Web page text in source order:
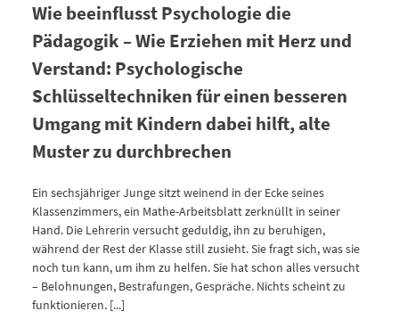
Wie beeinflusst Psychologie die
Pädagogik – Wie Erziehen mit Herz und
Verstand: Psychologische
Schlüsseltechniken für einen besseren
Umgang mit Kindern dabei hilft, alte
Muster zu durchbrechen
Ein sechsjähriger Junge sitzt weinend in der Ecke seines
Klassenzimmers, ein Mathe-Arbeitsblatt zerknüllt in seiner
Hand. Die Lehrerin versucht geduldig, ihn zu beruhigen,
während der Rest der Klasse still zusieht. Sie fragt sich, was sie
noch tun kann, um ihm zu helfen. Sie hat schon alles versucht
– Belohnungen, Bestrafungen, Gespräche. Nichts scheint zu
funktionieren. [...]